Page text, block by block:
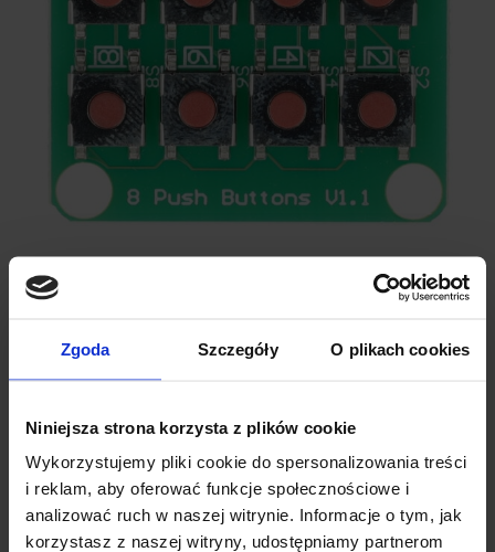
Zgoda Szczegóły O plikach cookies
Niniejsza strona korzysta z plików cookie
Wykorzystujemy pliki cookie do spersonalizowania treści
i reklam, aby oferować funkcje społecznościowe i
analizować ruch w naszej witrynie. Informacje o tym, jak
korzystasz z naszej witryny, udostępniamy partnerom
SPECYFIKACJA TECHNICZNA
Wymiary modułu:31,4 mm x 33,7 mm
Waga:
Przełączniki:
8 mikroprzełączników
Kompatybilność:Mikrokontrolery (MCU) – Arduino,
ESP32, STM32 i inne